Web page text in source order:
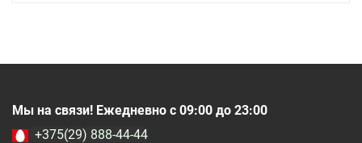
Мы на связи! Ежедневно с 09:00 до 23:00
+375(29) 888-44-44